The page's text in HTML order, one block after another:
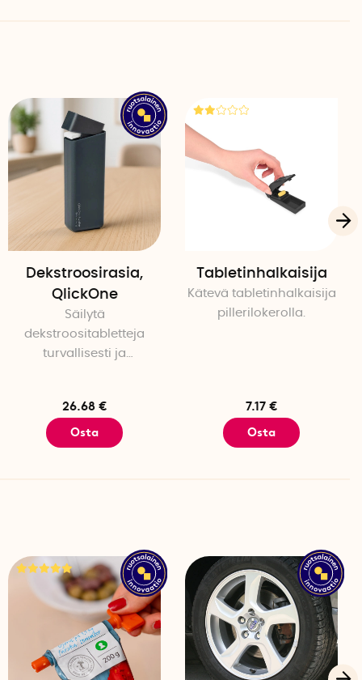
voidaan käyttää vetoketjujen avaamiseen ja
silmukkaan ja vedä vetoketju ylös tai alas.
malli napittajasta ilman takakoukkua, mutta
Dekstroosirasia,
QlickOne
Säilytä
dekstroositabletteja
turvallisesti ja
26.68 €
Osta
Tabletinhalkaisija
Kätevä tabletinhalkaisija
pillerilokerolla.
7.17 €
Osta